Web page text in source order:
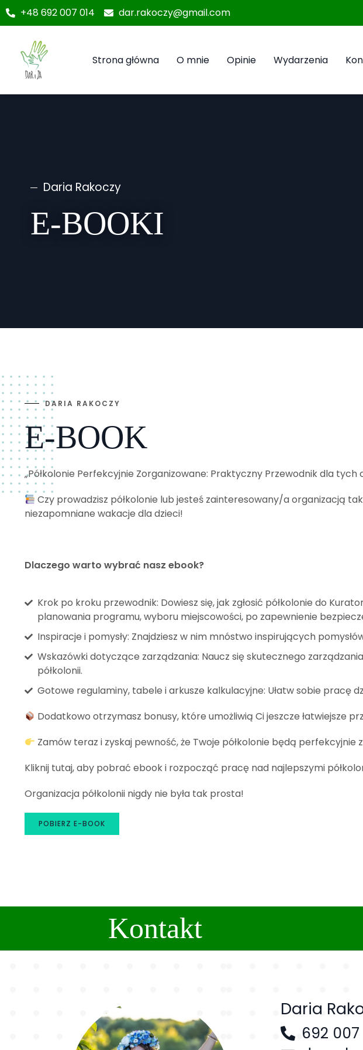
+48 692 007 014 dar.rakoczy@gmail.com
Strona główna O mnie Opinie Wydarzenia
Daria Rakoczy
E-BOOKI
DARIA RAKOCZY
E-BOOK
„Półkolonie Perfekcyjnie Zorganizowane: Praktyczny Przewodnik dla
Czy prowadzisz półkolonie lub jesteś zainteresowany/a organizacją
niezapomniane wakacje dla dzieci!
Dlaczego warto wybrać nasz ebook?
Krok po kroku przewodnik: Dowiesz się, jak zgłosić półkolonie do
planowania programu, wyboru miejscowości, po zapewnienie
Inspiracje i pomysły: Znajdziesz w nim mnóstwo inspirujących
Wskazówki dotyczące zarządzania: Naucz się skutecznego
półkolonii.
Gotowe regulaminy, tabele i arkusze kalkulacyjne: Ułatw sobie pracę
Dodatkowo otrzymasz bonusy, które umożliwią Ci jeszcze łatwiejsze
Zamów teraz i zyskaj pewność, że Twoje półkolonie będą
Kliknij tutaj, aby pobrać ebook i rozpocząć pracę nad najlepszymi
Organizacja półkolonii nigdy nie była tak prosta!
POBIERZ E-BOOK
Kontakt
Daria
692 007